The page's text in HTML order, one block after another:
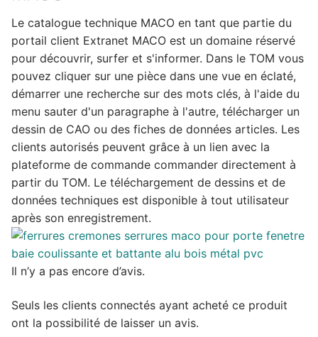
Le catalogue technique MACO en tant que partie du
portail client Extranet MACO est un domaine réservé
pour découvrir, surfer et s'informer. Dans le TOM vous
pouvez cliquer sur une pièce dans une vue en éclaté,
démarrer une recherche sur des mots clés, à l'aide du
menu sauter d'un paragraphe à l'autre, télécharger un
dessin de CAO ou des fiches de données articles. Les
clients autorisés peuvent grâce à un lien avec la
plateforme de commande commander directement à
partir du TOM. Le téléchargement de dessins et de
données techniques est disponible à tout utilisateur
après son enregistrement.
Il n’y a pas encore d’avis.
Seuls les clients connectés ayant acheté ce produit
ont la possibilité de laisser un avis.